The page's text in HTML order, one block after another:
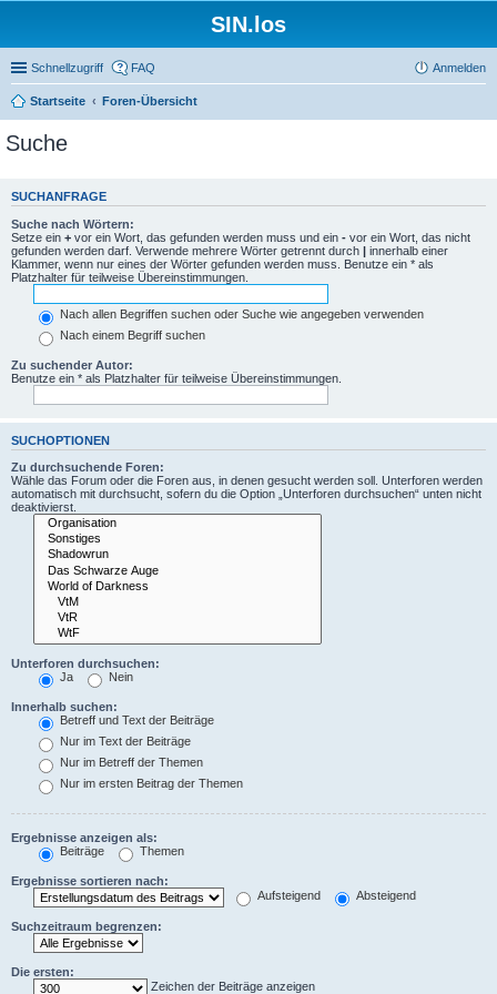
SIN.los
Schnellzugriff FAQ Anmelden
Startseite Foren-Übersicht
Suche
SUCHANFRAGE
Suche nach Wörtern:
Setze ein + vor ein Wort, das gefunden werden muss und ein - vor ein Wort, das nicht
gefunden werden darf. Verwende mehrere Wörter getrennt durch | innerhalb einer
Klammer, wenn nur eines der Wörter gefunden werden muss. Benutze ein * als
Platzhalter für teilweise Übereinstimmungen.
Nach allen Begriffen suchen oder Suche wie angegeben verwenden
Nach einem Begriff suchen
Zu suchender Autor:
Benutze ein * als Platzhalter für teilweise Übereinstimmungen.
SUCHOPTIONEN
Zu durchsuchende Foren:
Wähle das Forum oder die Foren aus, in denen gesucht werden soll. Unterforen werden
automatisch mit durchsucht, sofern du die Option „Unterforen durchsuchen“ unten nicht
deaktivierst.
Unterforen durchsuchen:
Ja
Nein
Innerhalb suchen:
Betreff und Text der Beiträge
Nur im Text der Beiträge
Nur im Betreff der Themen
Nur im ersten Beitrag der Themen
Ergebnisse anzeigen als:
Beiträge
Themen
Ergebnisse sortieren nach:
Aufsteigend
Absteigend
Suchzeitraum begrenzen:
Die ersten:
Zeichen der Beiträge anzeigen